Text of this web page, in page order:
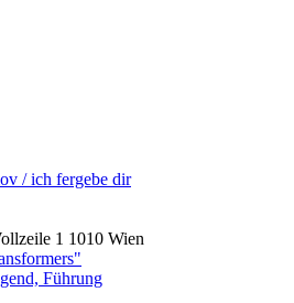
/ ich fergebe dir
1 1010 Wien
Führung